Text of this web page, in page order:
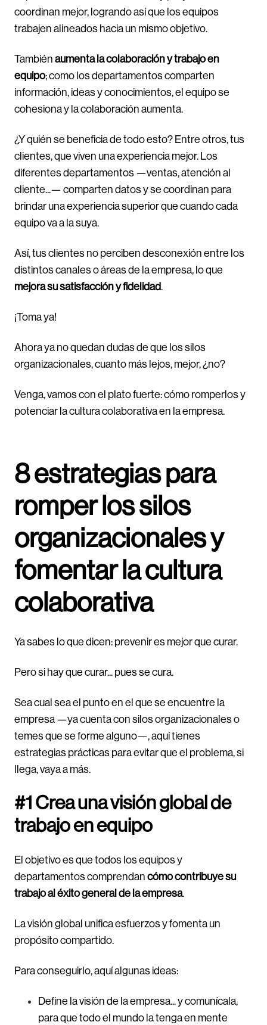
coordinan mejor, logrando así que los equipos
trabajen alineados hacia un mismo objetivo.
También aumenta la colaboración y trabajo en
equipo; como los departamentos comparten
información, ideas y conocimientos, el equipo se
cohesiona y la colaboración aumenta.
¿Y quién se beneficia de todo esto? Entre otros, tus
clientes, que viven una experiencia mejor. Los
diferentes departamentos —ventas, atención al
cliente...— comparten datos y se coordinan para
brindar una experiencia superior que cuando cada
equipo va a la suya.
Así, tus clientes no perciben desconexión entre los
distintos canales o áreas de la empresa, lo que
mejora su satisfacción y fidelidad.
¡Toma ya!
Ahora ya no quedan dudas de que los silos
organizacionales, cuanto más lejos, mejor, ¿no?
Venga, vamos con el plato fuerte: cómo romperlos y
potenciar la cultura colaborativa en la empresa.
8 estrategias para
romper los silos
organizacionales y
fomentar la cultura
colaborativa
Ya sabes lo que dicen: prevenir es mejor que curar.
Pero si hay que curar... pues se cura.
Sea cual sea el punto en el que se encuentre la
empresa —ya cuenta con silos organizacionales o
temes que se forme alguno—, aquí tienes
estrategias prácticas para evitar que el problema, si
llega, vaya a más.
#1 Crea una visión global de
trabajo en equipo
El objetivo es que todos los equipos y
departamentos comprendan cómo contribuye su
trabajo al éxito general de la empresa.
La visión global unifica esfuerzos y fomenta un
propósito compartido.
Para conseguirlo, aquí algunas ideas:
Define la visión de la empresa... y comunícala,
para que todo el mundo la tenga en mente